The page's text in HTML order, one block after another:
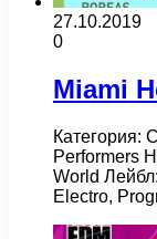
27.10.2019
0
Miami
Категория:
Performers
World
Electro,